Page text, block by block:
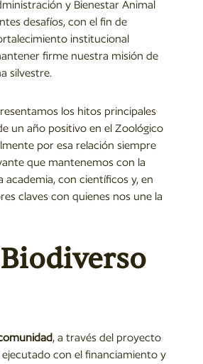
y Bienestar Animal
desafíos, con el fin de
institucional
firme nuestra misión de
silvestre.
los hitos principales
un año positivo en el Zoológico
por esa relación siempre
que mantenemos con la
academia, con científicos y, en
claves con quienes nos une la
, a través del proyecto
con el financiamiento y